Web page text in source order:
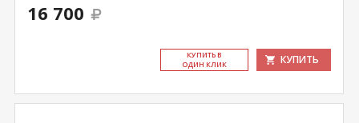
16 700
КУ­ПИТЬ В
ОДИН КЛИК
КУПИТЬ